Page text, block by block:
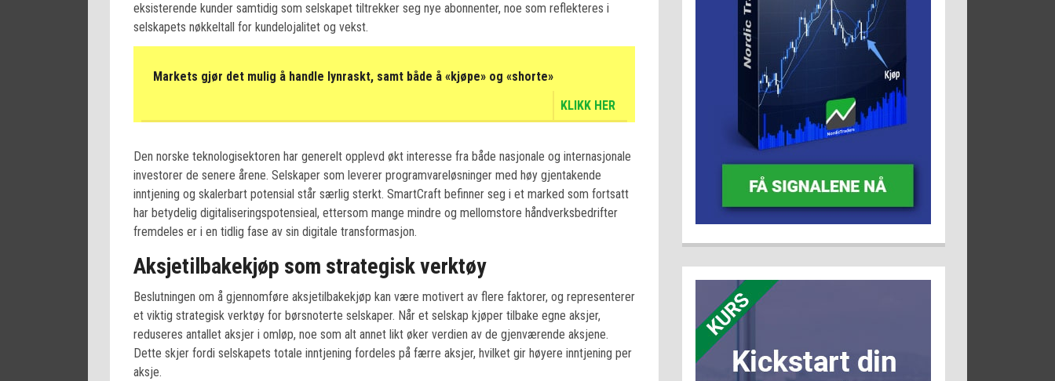
eksisterende kunder samtidig som selskapet tiltrekker seg nye abonnenter, noe som reflekteres i
selskapets nøkkeltall for kundelojalitet og vekst.
Markets gjør det mulig å handle lynraskt, samt både å «kjøpe» og «shorte»
KLIKK HER
Den norske teknologisektoren har generelt opplevd økt interesse fra både nasjonale og internasjonale
investorer de senere årene. Selskaper som leverer programvareløsninger med høy gjentakende
inntjening og skalerbart potensial står særlig sterkt. SmartCraft befinner seg i et marked som fortsatt
har betydelig digitaliseringspotensieal, ettersom mange mindre og mellomstore håndverksbedrifter
fremdeles er i en tidlig fase av sin digitale transformasjon.
Aksjetilbakekjøp som strategisk verktøy
Beslutningen om å gjennomføre aksjetilbakekjøp kan være motivert av flere faktorer, og representerer
et viktig strategisk verktøy for børsnoterte selskaper. Når et selskap kjøper tilbake egne aksjer,
reduseres antallet aksjer i omløp, noe som alt annet likt øker verdien av de gjenværende aksjene.
Dette skjer fordi selskapets totale inntjening fordeles på færre aksjer, hvilket gir høyere inntjening per
aksje.